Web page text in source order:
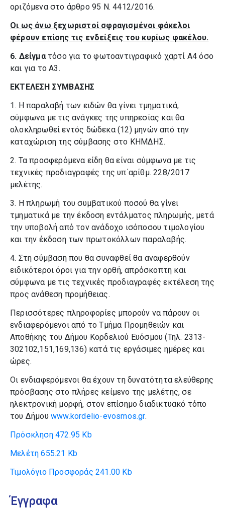
οριζόμενα στο άρθρο 95 Ν. 4412/2016.
Οι ως άνω ξεχωριστοί σφραγισμένοι φάκελοι
φέρουν επίσης τις ενδείξεις του κυρίως φακέλου.
6. Δείγματόσο για το φωτοαντιγραφικό χαρτί Α4 όσο
και για το Α3.
ΕΚΤΕΛΕΣΗ ΣΥΜΒΑΣΗΣ
1. Η παραλαβή των ειδών θα γίνει τμηματικά,
σύμφωνα με τις ανάγκες της υπηρεσίας και θα
ολοκληρωθεί εντός δώδεκα (12) μηνών από την
καταχώριση της σύμβασης στο ΚΗΜΔΗΣ.
2. Τα προσφερόμενα είδη θα είναι σύμφωνα με τις
τεχνικές προδιαγραφές της υπ΄αρίθμ. 228/2017
μελέτης.
3. Η πληρωμή του συμβατικού ποσού θα γίνει
τμηματικά με την έκδοση εντάλματος πληρωμής, μετά
την υποβολή από τον ανάδοχο ισόποσου τιμολογίου
και την έκδοση των πρωτοκόλλων παραλαβής.
4. Στη σύμβαση που θα συναφθεί θα αναφερθούν
ειδικότεροι όροι για την ορθή, απρόσκοπτη και
σύμφωνα με τις τεχνικές προδιαγραφές εκτέλεση της
προς ανάθεση προμήθειας.
Περισσότερες πληροφορίες μπορούν να πάρουν οι
ενδιαφερόμενοι από το Τμήμα Προμηθειών και
Αποθήκης του Δήμου Κορδελιού Ευόσμου (Τηλ. 2313-
302102,151,169,136) κατά τις εργάσιμες ημέρες και
ώρες.
Οι ενδιαφερόμενοι θα έχουν τη δυνατότητα ελεύθερης
πρόσβασης στο πλήρες κείμενο της μελέτης, σε
ηλεκτρονική μορφή, στον επίσημο διαδικτυακό τόπο
του Δήμου www.kordelio-evosmos.gr.
Πρόσκληση472.95 Kb
Μελέτη 655.21 Kb
Τιμολόγιο Προσφοράς 241.00 Kb
Έγγραφα